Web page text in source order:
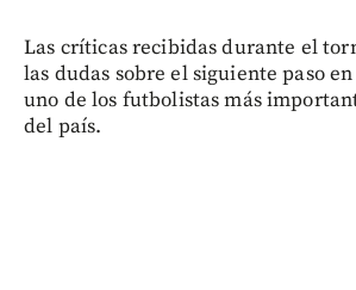
Las críticas recibidas durante el
las dudas sobre el siguiente paso
uno de los futbolistas más
del país.